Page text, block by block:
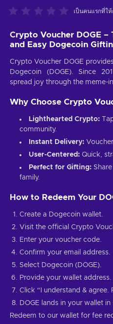
เป็นคนแรกที่ใ
Crypto Voucher DOGE –
and Easy Dogecoin
Crypto Voucher DOGE
Dogecoin (DOGE). Since
spread joy through the meme-
Why Choose Crypto
Lighthearted Crypto:
community.
Instant Delivery:
User-Centered: Quick,
Perfect for Gifting:
family.
How to Redeem Your
Create a Dogecoin wallet.
Visit the official Crypto
Enter your voucher code.
Confirm your email address.
Select Dogecoin (DOGE).
Provide your wallet address.
Click “I understand & agree.
DOGE lands in your wallet in
Redeem to our wallet for fee